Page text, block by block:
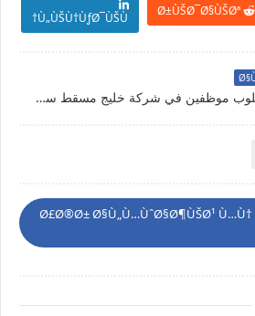
Ø±ÙŠØ¯Ø§ÙŠØª
Ù„ÙŠÙ†ÙƒØ¯ÙŠÙ†
وظائف عمان اليوم: مطلوب موظفين في شركة خليج مسقط سجل الان
Ø£Ø®Ø± Ø§Ù„Ù…ÙˆØ§Ø¶ÙŠØ¹ Ù…Ù†